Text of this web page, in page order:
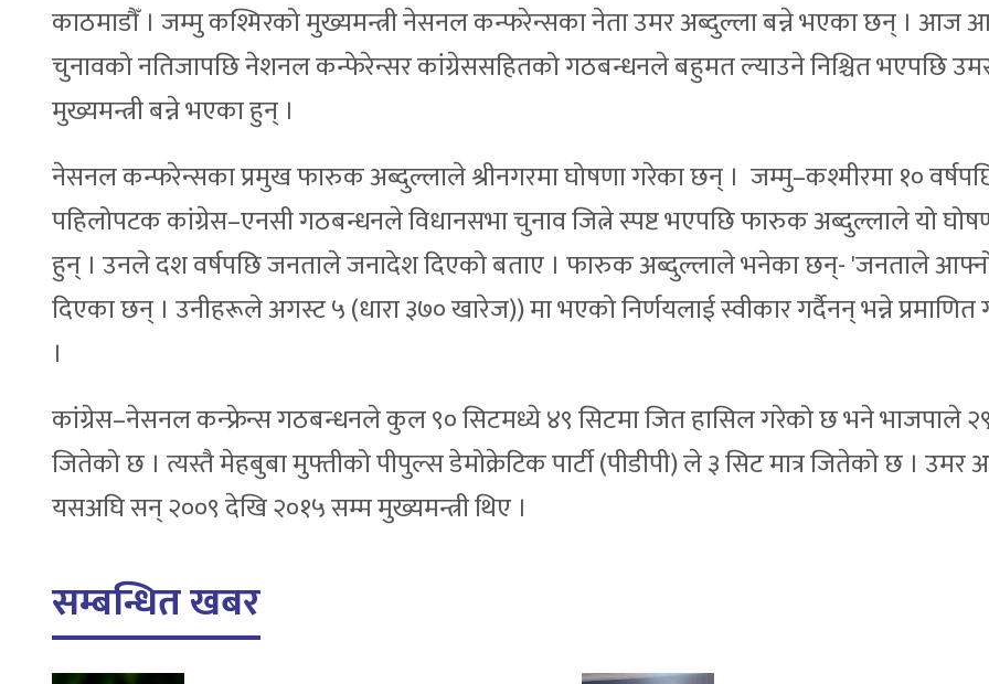
काठमाडौँ । जम्मु कश्मिरको मुख्यमन्त्री नेसनल कन्फरेन्सका नेता उमर अब्दुल्ला बन्ने भएका छन् । आज
चुनावको नतिजापछि नेशनल कन्फेरेन्सर कांग्रेससहितको गठबन्धनले बहुमत ल्याउने निश्चित भएपछि
मुख्यमन्त्री बन्ने भएका हुन् ।
नेसनल कन्फरेन्सका प्रमुख फारुक अब्दुल्लाले श्रीनगरमा घोषणा गरेका छन् । जम्मु–कश्मीरमा १०
पहिलोपटक कांग्रेस–एनसी गठबन्धनले विधानसभा चुनाव जित्ने स्पष्ट भएपछि फारुक अब्दुल्लाले यो
हुन् । उनले दश वर्षपछि जनताले जनादेश दिएको बताए । फारुक अब्दुल्लाले भनेका छन्- 'जनताले
दिएका छन् । उनीहरूले अगस्ट ५ (धारा ३७० खारेज)) मा भएको निर्णयलाई स्वीकार गर्दैनन् भन्ने
।
कांग्रेस–नेसनल कन्फ्रेन्स गठबन्धनले कुल ९० सिटमध्ये ४९ सिटमा जित हासिल गरेको छ भने भाजपाले
जितेको छ । त्यस्तै मेहबुबा मुफ्तीको पीपुल्स डेमोक्रेटिक पार्टी (पीडीपी) ले ३ सिट मात्र जितेको छ । उमर
यसअघि सन् २००९ देखि २०१५ सम्म मुख्यमन्त्री थिए ।
सम्बन्धित खबर